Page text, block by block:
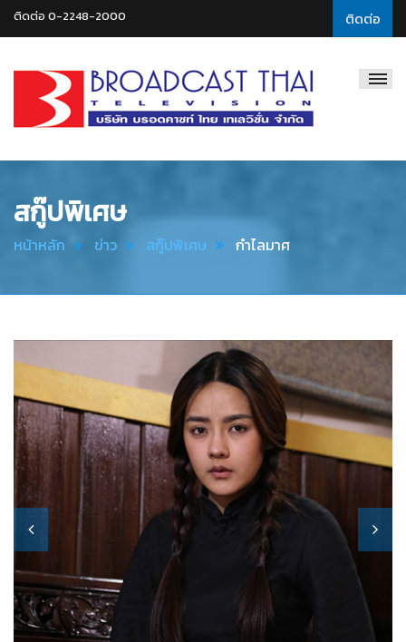
ติดต่อ
ติดต่อ 0-2248-2000
Thai
สกู๊ปพิเศษ
หน้าหลัก ข่าว สกู๊ปพิเศษ กำไลมาศ